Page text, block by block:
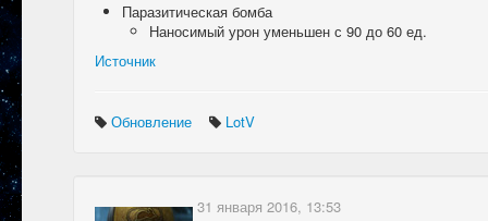
Паразитическая бомба
Наносимый урон уменьшен с 90 до 60 ед.
Источник
Обновление LotV
31 января 2016, 13:53